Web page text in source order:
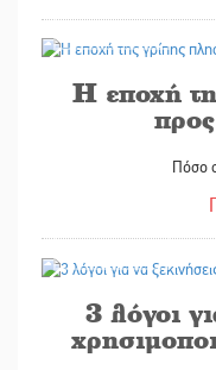
Η εποχή
Πόσο
3 λόγοι